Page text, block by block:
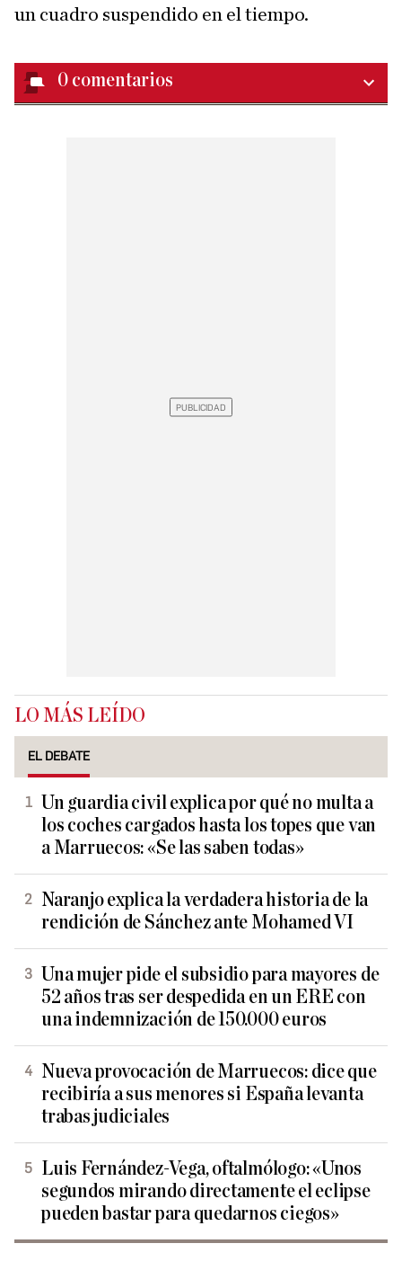
un cuadro suspendido en el tiempo.
0 comentarios
LO MÁS LEÍDO
EL DEBATE
Un guardia civil explica por qué no multa a
los coches cargados hasta los topes que van
a Marruecos: «Se las saben todas»
Naranjo explica la verdadera historia de la
rendición de Sánchez ante Mohamed VI
Una mujer pide el subsidio para mayores de
52 años tras ser despedida en un ERE con
una indemnización de 150.000 euros
Nueva provocación de Marruecos: dice que
recibiría a sus menores si España levanta
trabas judiciales
Luis Fernández-Vega, oftalmólogo: «Unos
segundos mirando directamente el eclipse
pueden bastar para quedarnos ciegos»